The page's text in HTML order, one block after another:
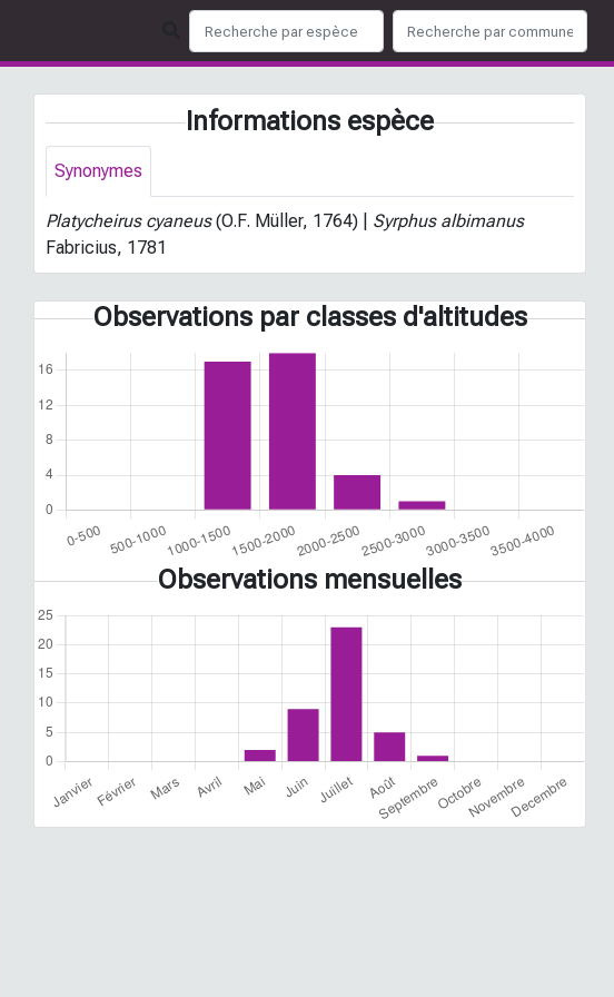
Informations espèce
Synonymes
Platycheirus cyaneus(O.F. Müller, 1764) | Syrphus albimanus
Fabricius, 1781
Observations par classes d'altitudes
Observations mensuelles